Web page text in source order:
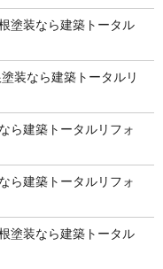
塗装なら建築トータル
装なら建築トータルリ
ら建築トータルリフォ
ら建築トータルリフォ
塗装なら建築トータル